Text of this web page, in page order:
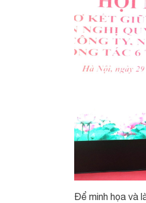
Để minh họa và